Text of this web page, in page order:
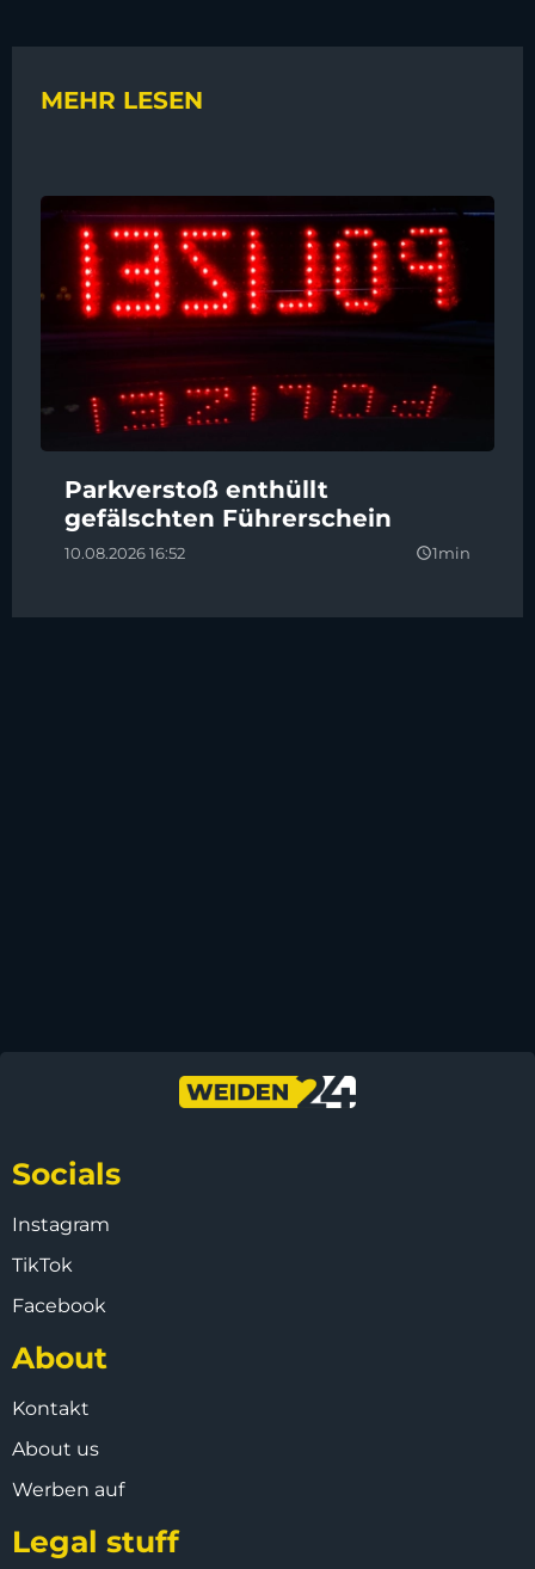
MEHR LESEN
Parkverstoß enthüllt
gefälschten Führerschein
10.08.2026 16:52 query_builder1min
Socials
Instagram
TikTok
Facebook
About
Kontakt
About us
Werben auf
Legal stuff